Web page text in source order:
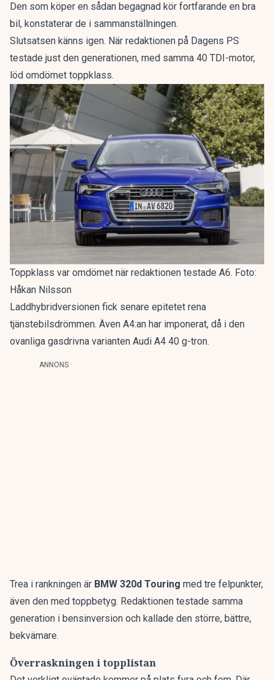
Den som köper en sådan begagnad kör fortfarande en bra
bil, konstaterar de i sammanställningen.
Slutsatsen känns igen. När redaktionen på Dagens PS
testade just den generationen, med samma 40 TDI-motor,
löd omdömet toppklass.
Toppklass var omdömet när redaktionen testade A6. Foto:
Håkan Nilsson
Laddhybridversionen fick senare epitetet rena
tjänstebilsdrömmen. Även A4:an har imponerat, då i den
ovanliga gasdrivna varianten Audi A4 40 g-tron.
ANNONS
Trea i rankningen är BMW 320d Touring med tre felpunkter,
även den med toppbetyg. Redaktionen testade samma
generation i bensinversion och kallade den större, bättre,
bekvämare.
Överraskningen i topplistan